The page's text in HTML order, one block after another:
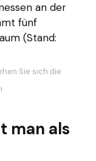
an der
fünf
(Stand:
Sie sich die
man als